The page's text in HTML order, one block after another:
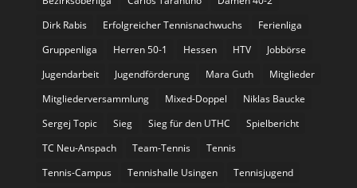
Dirk Rabis
Erfolgreicher Tennisnachwuchs
Ferienliga
Gruppenliga
Herren 50-1 Hessen HTV
Jobbörse
Jugendarbeit
Jugendförderung Mara Guth
Mitglieder
Mitgliederversammlung
Mixed-Doppel
Niklas Baucke
Sergej Topic
Sieg Sieg für den UTHC
Spielbericht
TC Neu-Anspach
Team-Tennis
Tennis
Tennis-Campus
Tennishalle Usingen Tennisjugend